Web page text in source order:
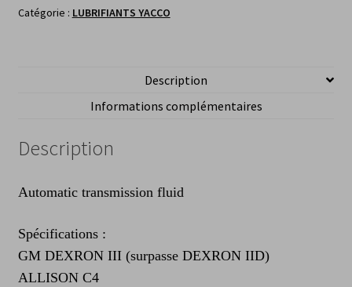
Catégorie : LUBRIFIANTS YACCO
Description
Informations complémentaires
Description
Automatic transmission fluid
Spécifications :
GM DEXRON III (surpasse DEXRON IID)
ALLISON C4